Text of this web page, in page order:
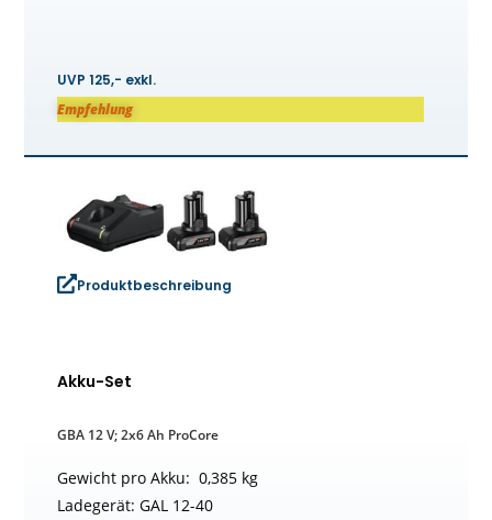
UVP 125,- exkl.
Empfehlung
Produktbeschreibung
Akku-Set
GBA 12 V; 2x6 Ah ProCore
Gewicht pro Akku: 0,385 kg
Ladegerät: GAL 12-40